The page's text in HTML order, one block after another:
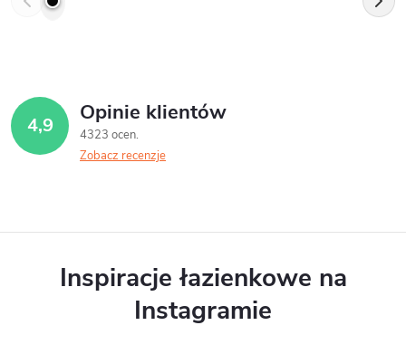
4,9 Opinie klientów
4323 ocen
Zobacz recenzje
Inspiracje łazienkowe na
Instagramie